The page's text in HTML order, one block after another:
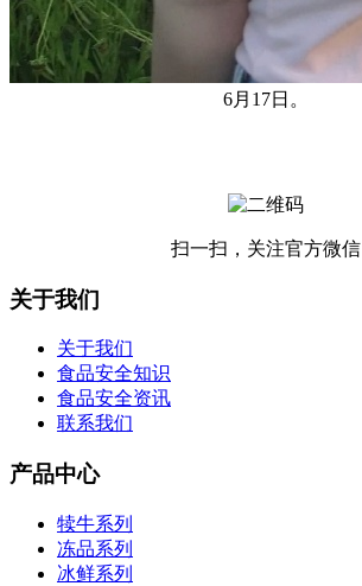
6月17日。
扫一扫，关注官方微信
关于我们
关于我们
食品安全知识
食品安全资讯
联系我们
产品中心
犊牛系列
冻品系列
冰鲜系列